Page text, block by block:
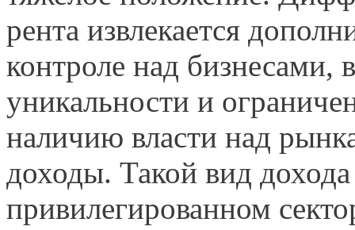
рента извлекается
контроле над бизнесами,
уникальности и
наличию власти над
доходы. Такой вид дохода
привилегированном